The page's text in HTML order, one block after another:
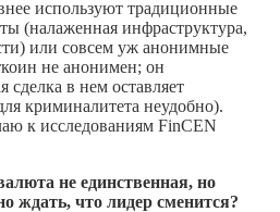
используют традиционные
(налаженная инфраструктура,
или совсем уж анонимные
не анонимен; он
сделка в нем оставляет
криминалитета неудобно).
к исследованиям FinCEN
не единственная, но
ждать, что лидер сменится?